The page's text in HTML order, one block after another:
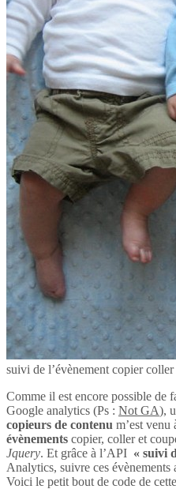
suivi de l’évènement copier
Comme il est encore possible de
Google analytics (Ps : Not GA),
copieurs de contenu m’est venu
évènements copier, coller et
Jquery. Et grâce à l’API « suivi
Analytics, suivre ces
Voici le petit bout de code de